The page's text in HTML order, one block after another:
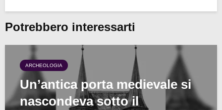
Potrebbero interessarti
ARCHEOLOGIA
Un’antica porta medievale si
nascondeva sotto il